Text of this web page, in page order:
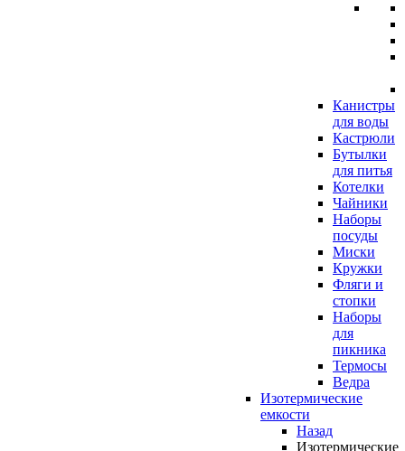
Канистры
для воды
Кастрюли
Бутылки
для питья
Котелки
Чайники
Наборы
посуды
Миски
Кружки
Фляги и
стопки
Наборы
для
пикника
Термосы
Ведра
Изотермические
емкости
Назад
Изотермические